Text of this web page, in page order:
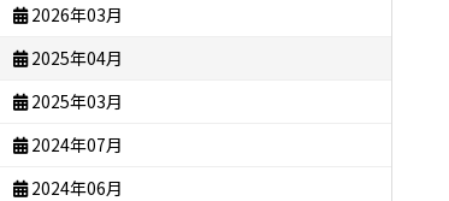
2026年03月
2025年04月
2025年03月
2024年07月
2024年06月